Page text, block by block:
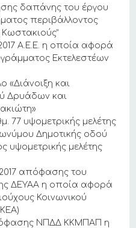
δαπάνης του έργου
περιβάλλοντος
Α.Ε.Ε. η οποία αφορά
Εκτελεστέων
«Διάνοιξη και
Δρυάδων και
77 υψομετρικής μελέτης
Δημοτικής οδού
υψομετρικής μελέτης
απόφασης του
ΔΕΥΑΑ η οποία αφορά
Κοινωνικού
ΝΠΔΔ ΚΚΜΠΑΠ η